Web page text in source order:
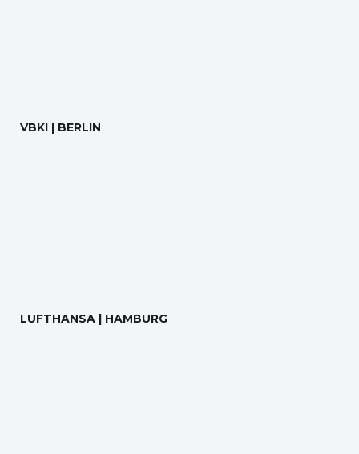
VBKI | BERLIN
LUFTHANSA | HAMBURG